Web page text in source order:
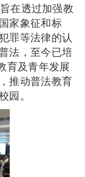
在透过加强教
家象征和标
罪等法律的认
法，至今已培
育及青年发展
推动普法教育
园。